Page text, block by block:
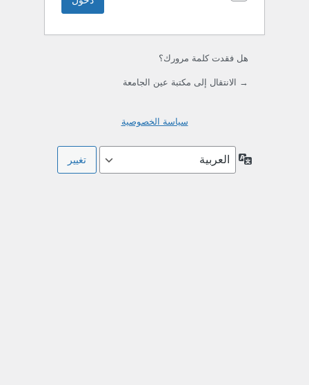
هل فقدت كلمة مرورك؟
→ الانتقال إلى مكتبة عين الجامعة
سياسة الخصوصية
اللغة